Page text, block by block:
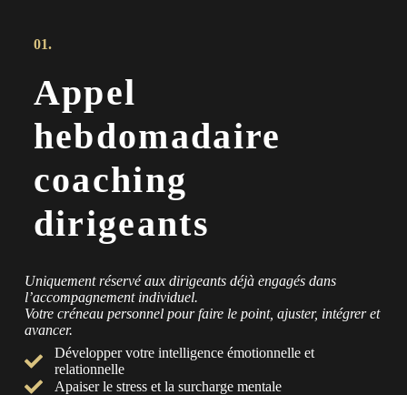
01.
Appel
hebdomadaire
coaching
dirigeants
Uniquement réservé aux dirigeants déjà engagés dans
l’accompagnement individuel.
Votre créneau personnel pour faire le point, ajuster, intégrer et
avancer.
Développer votre intelligence émotionnelle et
relationnelle
Apaiser le stress et la surcharge mentale